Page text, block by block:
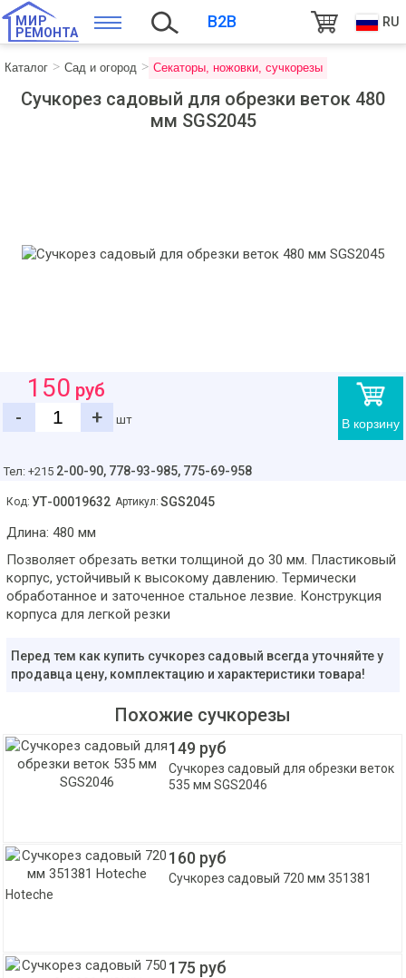
МИР
РЕМОНТА
B2B RU
Каталог Сад и огород Секаторы, ножовки, сучкорезы
Сучкорез садовый для обрезки веток 480
мм SGS2045
В корзину
150 руб
-
+ шт
Тел: +215 2-00-90, 778-93-985, 775-69-958
Код: УТ-00019632 Артикул: SGS2045
Длина: 480 мм
Позволяет обрезать ветки толщиной до 30 мм. Пластиковый
корпус, устойчивый к высокому давлению. Термически
обработанное и заточенное стальное лезвие. Конструкция
корпуса для легкой резки
Перед тем как купить сучкорез садовый всегда уточняйте у
продавца цену, комплектацию и характеристики товара!
Похожие сучкорезы
149 руб
Сучкорез садовый для обрезки веток
535 мм SGS2046
160 руб
Сучкорез садовый 720 мм 351381
Hoteche
175 руб